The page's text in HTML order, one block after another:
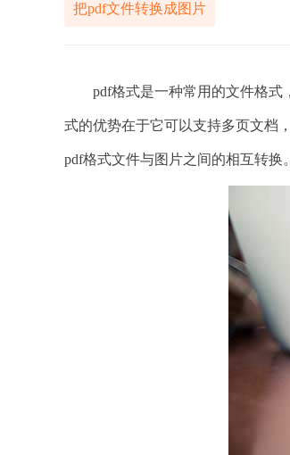
把pdf文件转换成图片
pdf格式是一种常用的文件格式，
式的优势在于它可以支持多页文档
pdf格式文件与图片之间的相互转换